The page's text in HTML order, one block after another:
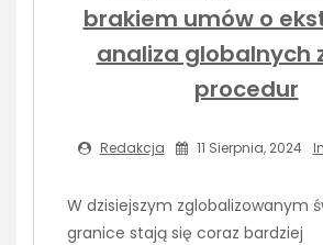
brakiem umów o
analiza globalnych
procedur
Redakcja 11 Sierpnia, 2024
W dzisiejszym zglobalizowanym
granice stają się coraz bardziej